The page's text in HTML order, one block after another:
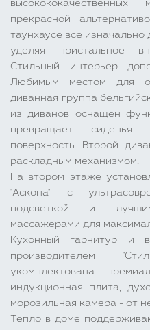
прекрасной
таунхаусе все
уделяя пристальное
Стильный интерьер
Любимым местом для
диванная группа
из диванов оснащен
превращает
поверхность. Второй
раскладным механизмом.
На втором этаже
"Аскона" с
подсветкой и
массажерами для
Кухонный гарнитур и
производителем
укомплектована
индукционная плита,
морозильная камера - от
Тепло в доме